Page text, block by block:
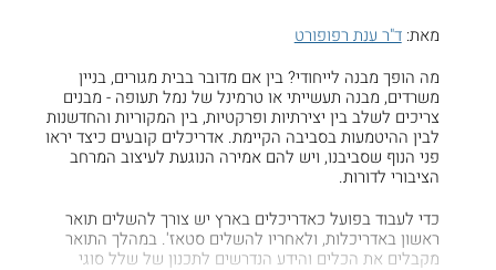
מאת:ד"ר ענת רפופורט
מה הופך מבנה לייחודי? בין אם מדובר בבית מגורים, בניין
משרדים, מבנה תעשייתי או טרמינל של נמל תעופה - מבנים
צריכים לשלב בין יצירתיות ופרקטיות, בין המקוריות והחדשנות
לבין ההיטמעות בסביבה הקיימת. אדריכלים קובעים כיצד יראו
פני הנוף שסביבנו, ויש להם אמירה הנוגעת לעיצוב המרחב
הציבורי לדורות.
כדי לעבוד בפועל כאדריכלים בארץ יש צורך להשלים תואר
ראשון באדריכלות, ולאחריו להשלים סטאז'. במהלך התואר
מקבלים את הכלים והידע הנדרשים לתכנון של שלל סוגי